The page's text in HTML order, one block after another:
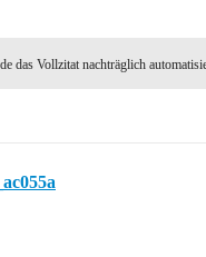
das Vollzitat nachträglich